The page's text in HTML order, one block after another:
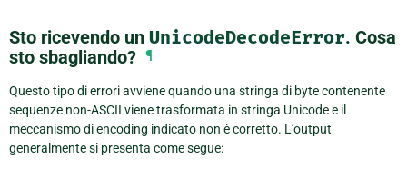
Sto ricevendo un UnicodeDecodeError. Cosa
sto sbagliando? ¶
Questo tipo di errori avviene quando una stringa di byte contenente
sequenze non-ASCII viene trasformata in stringa Unicode e il
meccanismo di encoding indicato non è corretto. L’output
generalmente si presenta come segue: